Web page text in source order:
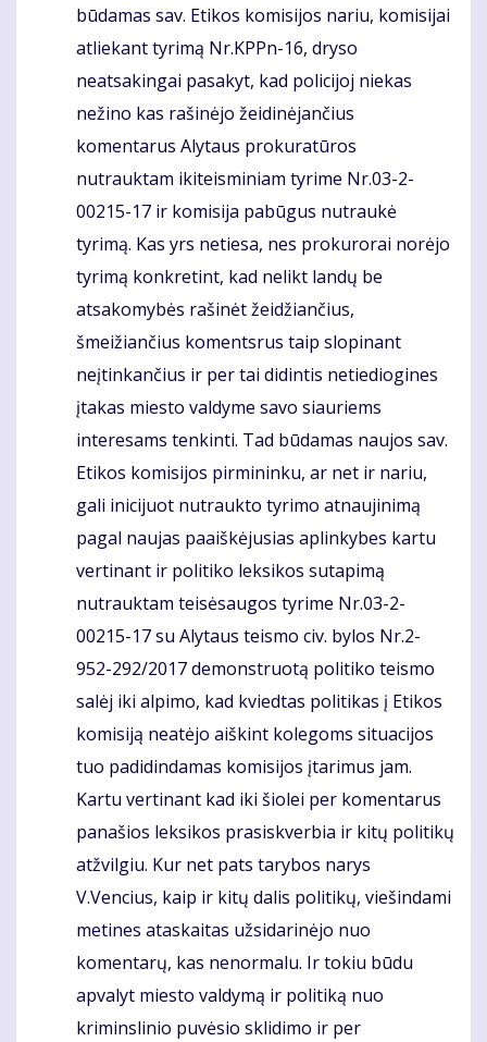
būdamas sav. Etikos komisijos nariu, komisijai
atliekant tyrimą Nr.KPPn-16, dryso
neatsakingai pasakyt, kad policijoj niekas
nežino kas rašinėjo žeidinėjančius
komentarus Alytaus prokuratūros
nutrauktam ikiteisminiam tyrime Nr.03-2-
00215-17 ir komisija pabūgus nutraukė
tyrimą. Kas yrs netiesa, nes prokurorai norėjo
tyrimą konkretint, kad nelikt landų be
atsakomybės rašinėt žeidžiančius,
šmeižiančius komentsrus taip slopinant
neįtinkančius ir per tai didintis netiediogines
įtakas miesto valdyme savo siauriems
interesams tenkinti. Tad būdamas naujos sav.
Etikos komisijos pirmininku, ar net ir nariu,
gali inicijuot nutraukto tyrimo atnaujinimą
pagal naujas paaiškėjusias aplinkybes kartu
vertinant ir politiko leksikos sutapimą
nutrauktam teisėsaugos tyrime Nr.03-2-
00215-17 su Alytaus teismo civ. bylos Nr.2-
952-292/2017 demonstruotą politiko teismo
salėj iki alpimo, kad kviedtas politikas į Etikos
komisiją neatėjo aiškint kolegoms situacijos
tuo padidindamas komisijos įtarimus jam.
Kartu vertinant kad iki šiolei per komentarus
panašios leksikos prasiskverbia ir kitų politikų
atžvilgiu. Kur net pats tarybos narys
V.Vencius, kaip ir kitų dalis politikų, viešindami
metines ataskaitas užsidarinėjo nuo
komentarų, kas nenormalu. Ir tokiu būdu
apvalyt miesto valdymą ir politiką nuo
kriminslinio puvėsio sklidimo ir per